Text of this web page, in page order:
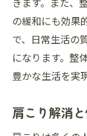
の緩和にも効果
で、日常生活の
になります。整
豊かな生活を実
肩こり解消